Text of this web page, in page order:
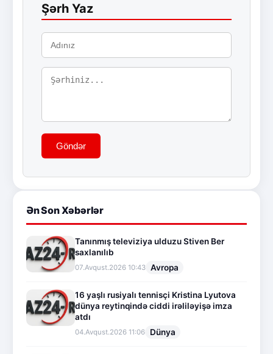
Şərh Yaz
Göndər
Ən Son Xəbərlər
Tanınmış televiziya ulduzu Stiven Ber
saxlanılıb
07.Avqust.2026 10:43 Avropa
16 yaşlı rusiyalı tennisçi Kristina Lyutova
dünya reytinqində ciddi irəliləyişə imza
atdı
04.Avqust.2026 11:06 Dünya